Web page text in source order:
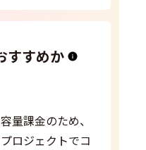
すすめか
量課金のため、
ロジェクトでコ